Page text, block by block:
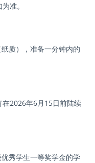
准。
质），准备一分钟内的
2026年6月15日前陆续
秀学生一等奖学金的学